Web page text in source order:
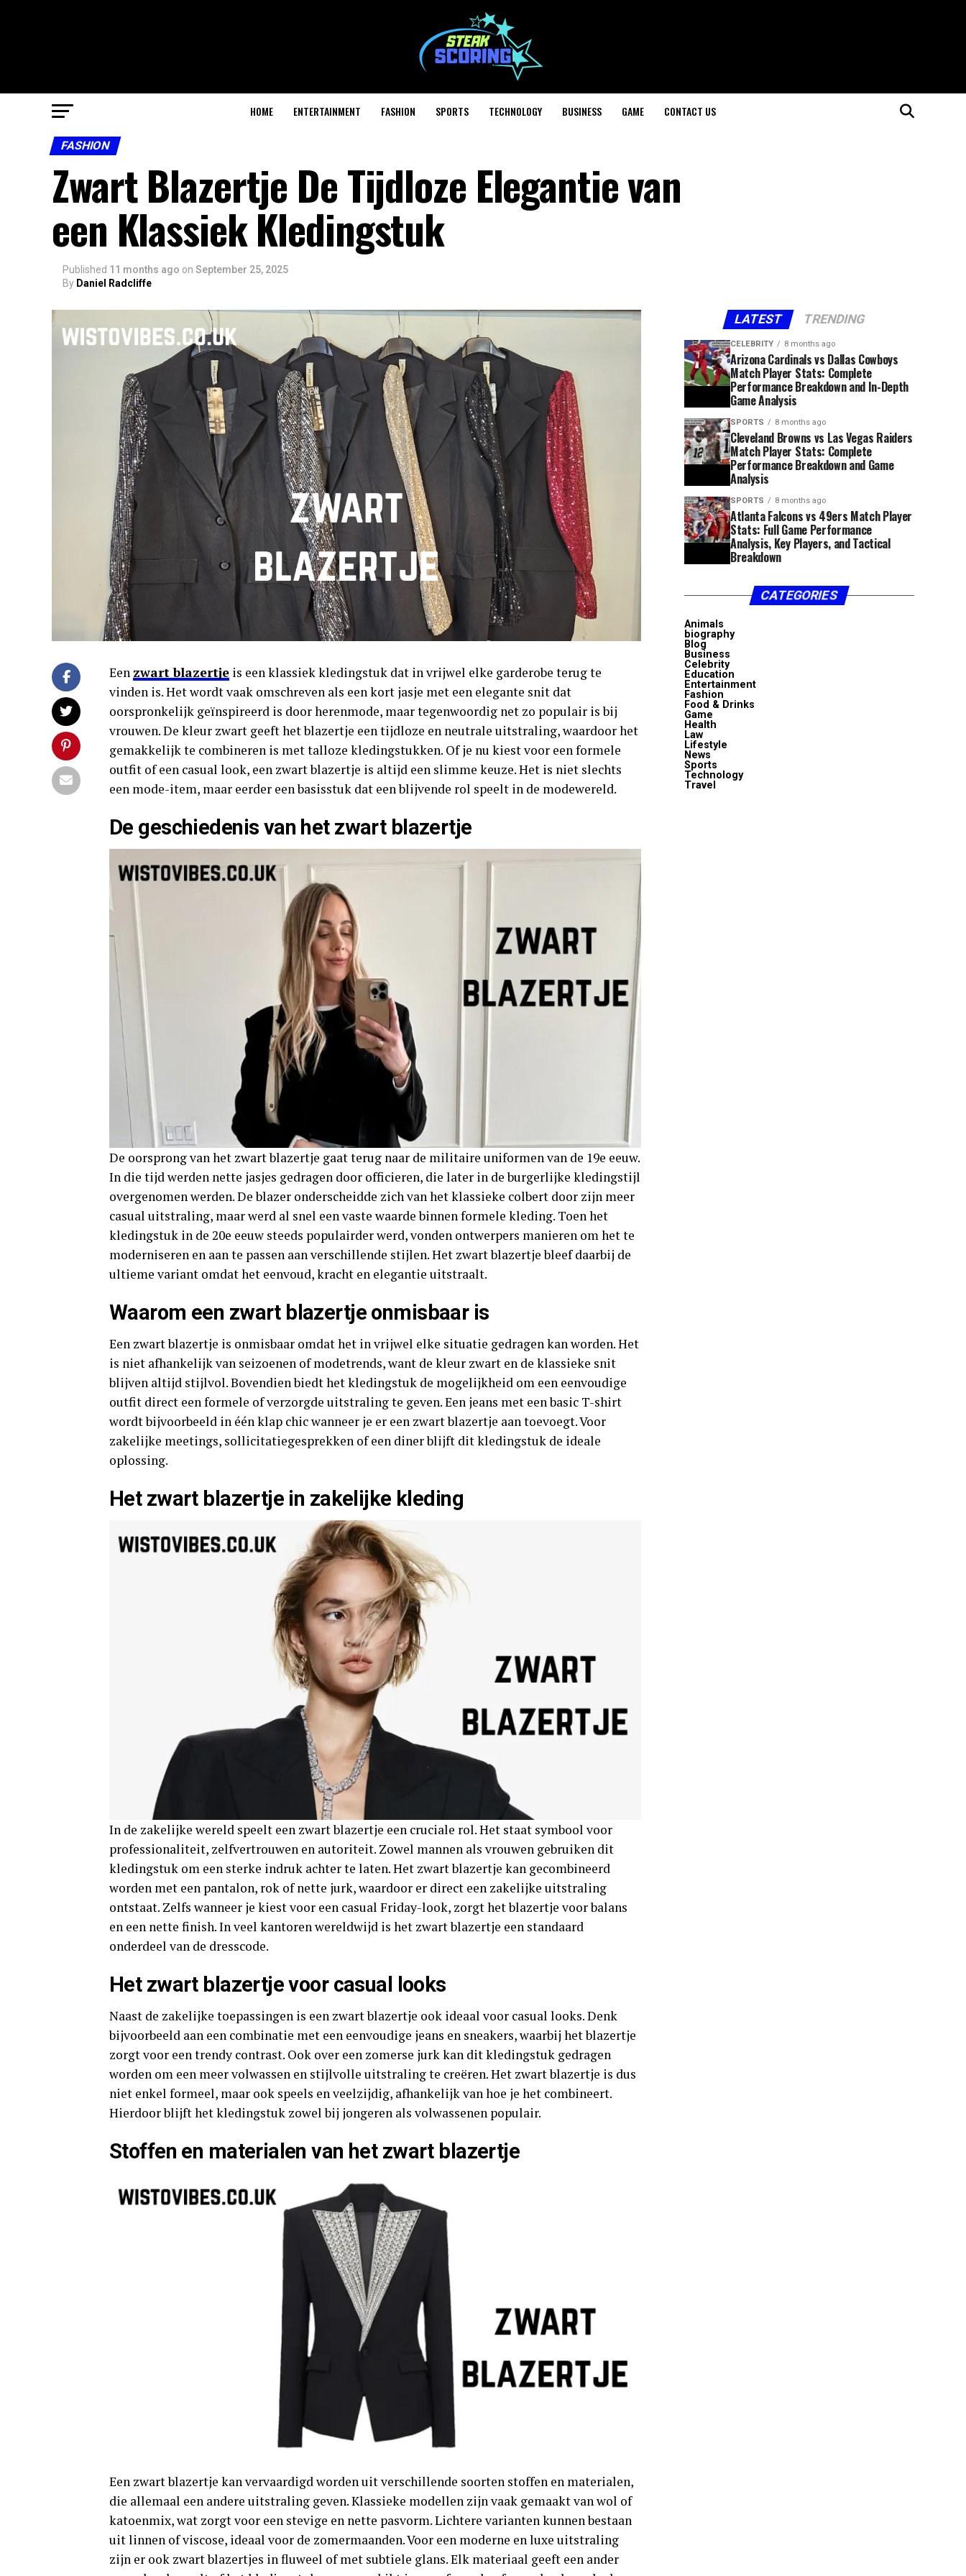
HOME ENTERTAINMENT FASHION SPORTS TECHNOLOGY BUSINESS GAME CONTACT US
FASHION
Zwart Blazertje De Tijdloze Elegantie van
een Klassiek Kledingstuk
Published 11 months ago on September 25, 2025
By Daniel Radcliffe
Een zwart blazertje is een klassiek kledingstuk dat in vrijwel elke garderobe terug te
vinden is. Het wordt vaak omschreven als een kort jasje met een elegante snit dat
oorspronkelijk geïnspireerd is door herenmode, maar tegenwoordig net zo populair is bij
vrouwen. De kleur zwart geeft het blazertje een tijdloze en neutrale uitstraling, waardoor het
gemakkelijk te combineren is met talloze kledingstukken. Of je nu kiest voor een formele
outfit of een casual look, een zwart blazertje is altijd een slimme keuze. Het is niet slechts
een mode-item, maar eerder een basisstuk dat een blijvende rol speelt in de modewereld.
De geschiedenis van het zwart blazertje
De oorsprong van het zwart blazertje gaat terug naar de militaire uniformen van de 19e eeuw.
In die tijd werden nette jasjes gedragen door officieren, die later in de burgerlijke kledingstijl
overgenomen werden. De blazer onderscheidde zich van het klassieke colbert door zijn meer
casual uitstraling, maar werd al snel een vaste waarde binnen formele kleding. Toen het
kledingstuk in de 20e eeuw steeds populairder werd, vonden ontwerpers manieren om het te
moderniseren en aan te passen aan verschillende stijlen. Het zwart blazertje bleef daarbij de
ultieme variant omdat het eenvoud, kracht en elegantie uitstraalt.
Waarom een zwart blazertje onmisbaar is
Een zwart blazertje is onmisbaar omdat het in vrijwel elke situatie gedragen kan worden. Het
is niet afhankelijk van seizoenen of modetrends, want de kleur zwart en de klassieke snit
blijven altijd stijlvol. Bovendien biedt het kledingstuk de mogelijkheid om een eenvoudige
outfit direct een formele of verzorgde uitstraling te geven. Een jeans met een basic T-shirt
wordt bijvoorbeeld in één klap chic wanneer je er een zwart blazertje aan toevoegt. Voor
zakelijke meetings, sollicitatiegesprekken of een diner blijft dit kledingstuk de ideale
oplossing.
Het zwart blazertje in zakelijke kleding
In de zakelijke wereld speelt een zwart blazertje een cruciale rol. Het staat symbool voor
professionaliteit, zelfvertrouwen en autoriteit. Zowel mannen als vrouwen gebruiken dit
kledingstuk om een sterke indruk achter te laten. Het zwart blazertje kan gecombineerd
worden met een pantalon, rok of nette jurk, waardoor er direct een zakelijke uitstraling
ontstaat. Zelfs wanneer je kiest voor een casual Friday-look, zorgt het blazertje voor balans
en een nette finish. In veel kantoren wereldwijd is het zwart blazertje een standaard
onderdeel van de dresscode.
Het zwart blazertje voor casual looks
Naast de zakelijke toepassingen is een zwart blazertje ook ideaal voor casual looks. Denk
bijvoorbeeld aan een combinatie met een eenvoudige jeans en sneakers, waarbij het blazertje
zorgt voor een trendy contrast. Ook over een zomerse jurk kan dit kledingstuk gedragen
worden om een meer volwassen en stijlvolle uitstraling te creëren. Het zwart blazertje is dus
niet enkel formeel, maar ook speels en veelzijdig, afhankelijk van hoe je het combineert.
Hierdoor blijft het kledingstuk zowel bij jongeren als volwassenen populair.
Stoffen en materialen van het zwart blazertje
Een zwart blazertje kan vervaardigd worden uit verschillende soorten stoffen en materialen,
die allemaal een andere uitstraling geven. Klassieke modellen zijn vaak gemaakt van wol of
katoenmix, wat zorgt voor een stevige en nette pasvorm. Lichtere varianten kunnen bestaan
uit linnen of viscose, ideaal voor de zomermaanden. Voor een moderne en luxe uitstraling
zijn er ook zwart blazertjes in fluweel of met subtiele glans. Elk materiaal geeft een ander
LATEST TRENDING
CELEBRITY 8 months ago
Arizona Cardinals vs Dallas Cowboys
Match Player Stats: Complete
Performance Breakdown and In-Depth
Game Analysis
SPORTS 8 months ago
Cleveland Browns vs Las Vegas Raiders
Match Player Stats: Complete
Performance Breakdown and Game
Analysis
SPORTS 8 months ago
Atlanta Falcons vs 49ers Match Player
Stats: Full Game Performance
Analysis, Key Players, and Tactical
Breakdown
CATEGORIES
Animals
biography
Blog
Business
Celebrity
Education
Entertainment
Fashion
Food & Drinks
Game
Health
Law
Lifestyle
News
Sports
Technology
Travel